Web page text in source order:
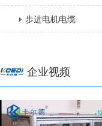
步进电机电缆
企业视频